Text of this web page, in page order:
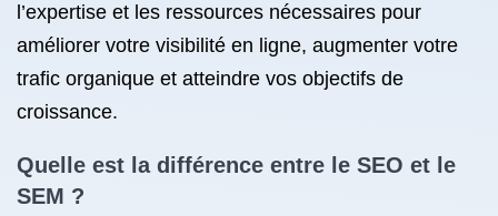
l’expertise et les ressources nécessaires pour
améliorer votre visibilité en ligne, augmenter votre
trafic organique et atteindre vos objectifs de
croissance.
Quelle est la différence entre le SEO et le
SEM ?